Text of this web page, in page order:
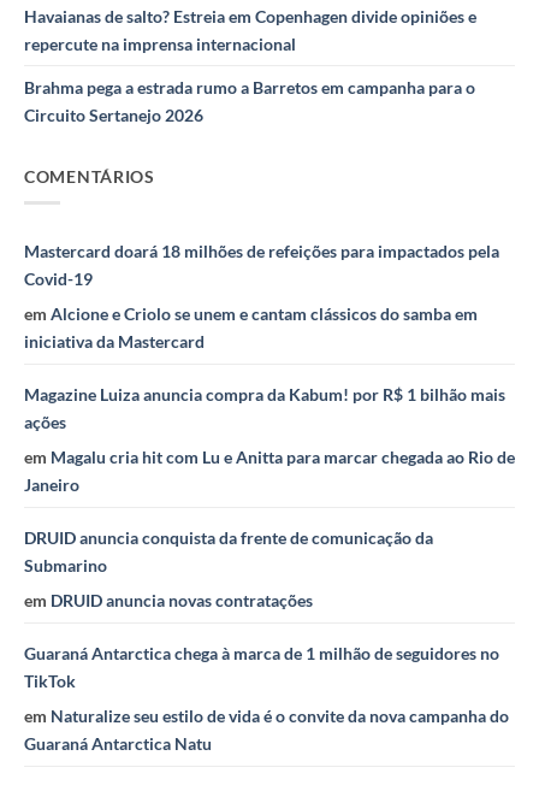
Havaianas de salto? Estreia em Copenhagen divide opiniões e
repercute na imprensa internacional
Brahma pega a estrada rumo a Barretos em campanha para o
Circuito Sertanejo 2026
COMENTÁRIOS
Mastercard doará 18 milhões de refeições para impactados pela
Covid-19
em Alcione e Criolo se unem e cantam clássicos do samba em
iniciativa da Mastercard
Magazine Luiza anuncia compra da Kabum! por R$ 1 bilhão mais
ações
em Magalu cria hit com Lu e Anitta para marcar chegada ao Rio de
Janeiro
DRUID anuncia conquista da frente de comunicação da
Submarino
em DRUID anuncia novas contratações
Guaraná Antarctica chega à marca de 1 milhão de seguidores no
TikTok
em Naturalize seu estilo de vida é o convite da nova campanha do
Guaraná Antarctica Natu